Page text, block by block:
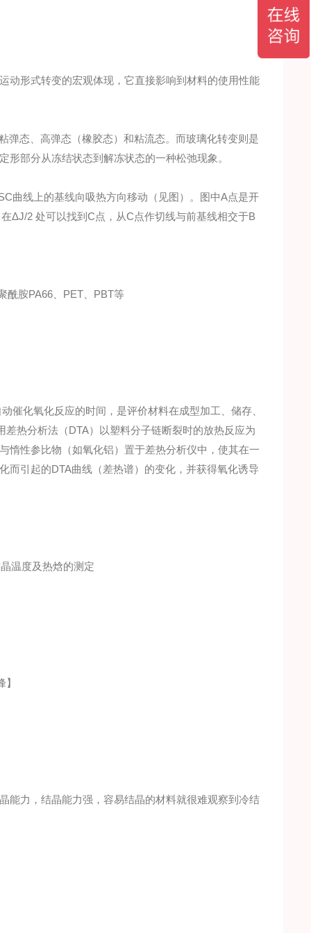
动形式转变的宏观体现，它直接影响到材料的使用性能
弹态、高弹态（橡胶态）和粘流态。而玻璃化转变则是
部分从冻结状态到解冻状态的一种松弛现象。
曲线上的基线向吸热方向移动（见图）。图中A点是开
ΔJ/2 处可以找到C点，从C点作切线与前基线相交于B
酰胺PA66、PET、PBT等
催化氧化反应的时间，是评价材料在成型加工、储存、
热分析法（DTA）以塑料分子链断裂时的放热反应为
惰性参比物（如氧化铝）置于差热分析仪中，使其在一
而引起的DTA曲线（差热谱）的变化，并获得氧化诱导
温度及热焓的测定
能力，结晶能力强，容易结晶的材料就很难观察到冷结